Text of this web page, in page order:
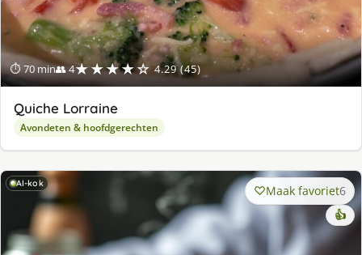
⏱ 70 min👥 4★★★★☆ 4.29 (45)
Quiche Lorraine
Avondeten & hoofdgerechten
AI-kok Maak favoriet6
👍